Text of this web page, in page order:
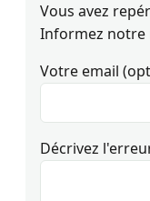
Vous avez
Informez notre
Votre email
Décrivez